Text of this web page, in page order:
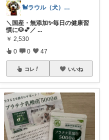
🐩ラウル（犬）と私の健康ROOM🐾
＼国産・無添加✨毎日の健康習
慣に🐶💕／ ...
￥ 2,530
0 0 47
コレ いいね